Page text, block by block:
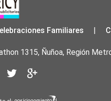
Familiares |
1315, Ñuñoa, Región